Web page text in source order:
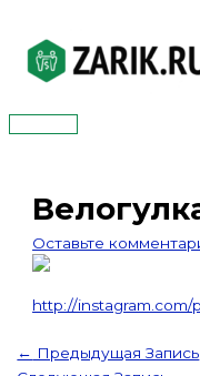
содержимому
Главное
Оставьте
http://instagram.com/
← Предыдущая Запись